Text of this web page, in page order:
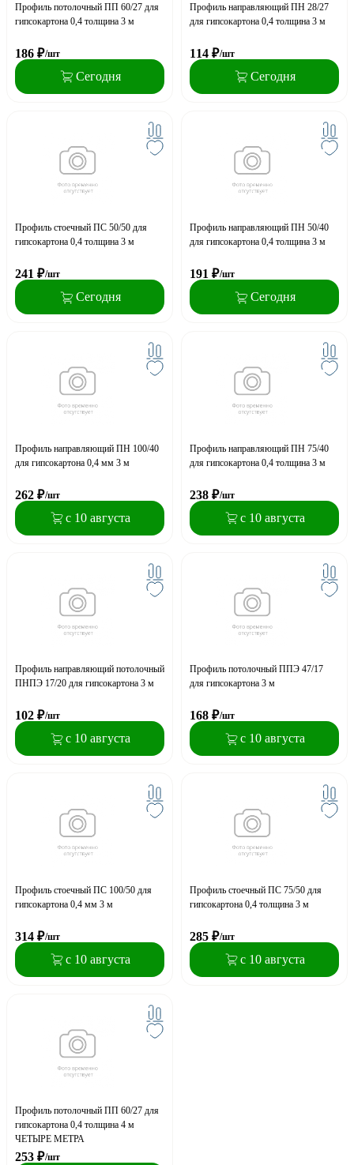
Профиль потолочный ПП 60/27 для
гипсокартона 0,4 толщина 3 м
186 ₽/шт
Сегодня
Профиль направляющий ПН 28/27
для гипсокартона 0,4 толщина 3 м
114 ₽/шт
Сегодня
Профиль стоечный ПС 50/50 для
гипсокартона 0,4 толщина 3 м
241 ₽/шт
Сегодня
Профиль направляющий ПН 50/40
для гипсокартона 0,4 толщина 3 м
191 ₽/шт
Сегодня
Профиль направляющий ПН 100/40
для гипсокартона 0,4 мм 3 м
262 ₽/шт
с 10 августа
Профиль направляющий ПН 75/40
для гипсокартона 0,4 толщина 3 м
238 ₽/шт
с 10 августа
Профиль направляющий потолочный
ПНПЭ 17/20 для гипсокартона 3 м
102 ₽/шт
с 10 августа
Профиль потолочный ППЭ 47/17
для гипсокартона 3 м
168 ₽/шт
с 10 августа
Профиль стоечный ПС 100/50 для
гипсокартона 0,4 мм 3 м
314 ₽/шт
с 10 августа
Профиль стоечный ПС 75/50 для
гипсокартона 0,4 толщина 3 м
285 ₽/шт
с 10 августа
Профиль потолочный ПП 60/27 для
гипсокартона 0,4 толщина 4 м
ЧЕТЫРЕ МЕТРА
253 ₽/шт